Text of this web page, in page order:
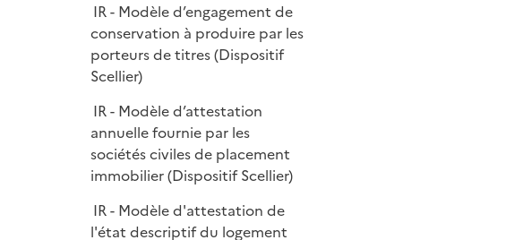
IR - Modèle d’engagement de
conservation à produire par les
porteurs de titres (Dispositif
Scellier)
IR - Modèle d’attestation
annuelle fournie par les
sociétés civiles de placement
immobilier (Dispositif Scellier)
IR - Modèle d'attestation de
l'état descriptif du logement